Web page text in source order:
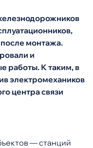
монтажа.
и
работы. К таким, в
электромехаников
центра связи
— станций